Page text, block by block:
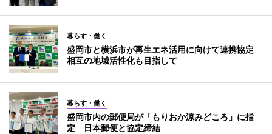
暮らす・働く
盛岡市と横浜市が再生エネ活用に向けて連携協定
相互の地域活性化も目指して
暮らす・働く
盛岡市内の郵便局が「もりおか涼みどころ」に指
定 日本郵便と協定締結